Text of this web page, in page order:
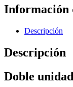
Información
Descripción
Descripción
Doble